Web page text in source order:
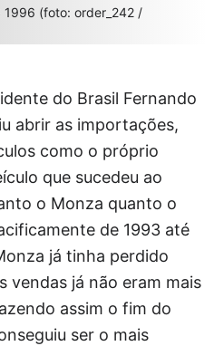
1996 (foto: order_242 /
do Brasil Fernando
abrir as importações,
como o próprio
que sucedeu ao
o Monza quanto o
de 1993 até
já tinha perdido
vendas já não eram mais
assim o fim do
ser o mais